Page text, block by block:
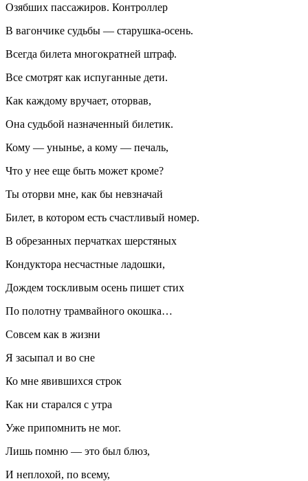
Озябших пассажиров. Контроллер
В вагончике судьбы — старушка-осень.
Всегда билета многократней штраф.
Все смотрят как испуганные дети.
Как каждому вручает, оторвав,
Она судьбой назначенный билетик.
Кому — унынье, а кому — печаль,
Что у нее еще быть может кроме?
Ты оторви мне, как бы невзначай
Билет, в котором есть счастливый номер.
В обрезанных перчатках шерстяных
Кондуктора несчастные ладошки,
Дождем тоскливым осень пишет стих
По полотну трамвайного окошка…
Совсем как в жизни
Я засыпал и во сне
Ко мне явившихся строк
Как ни старался с утра
Уже припомнить не мог.
Лишь помню — это был блюз,
И неплохой, по всему,